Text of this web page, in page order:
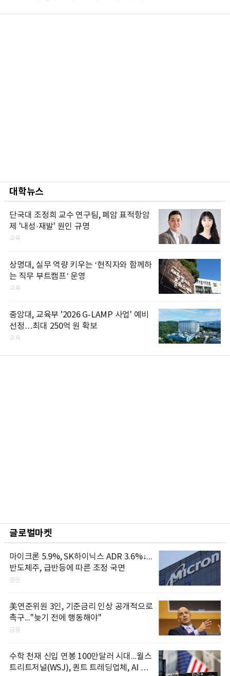
대학뉴스
단국대 조정희 교수 연구팀, 폐암 표적항암
제 '내성·재발' 원인 규명
교육
상명대, 실무 역량 키우는 ‘현직자와 함께하
는 직무 부트캠프’ 운영
교육
중앙대, 교육부 '2026 G-LAMP 사업' 예비
선정…최대 250억 원 확보
교육
글로벌마켓
마이크론 5.9%, SK하이닉스 ADR 3.6%↓...
반도체주, 급반등에 따른 조정 국면
증권
美연준위원 3인, 기준금리 인상 공개적으로
촉구..."늦기 전에 행동해야"
금융
수학 천재 신입 연봉 100만달러 시대...월스
트리트저널(WSJ), 퀀트 트레딩업체, AI 기